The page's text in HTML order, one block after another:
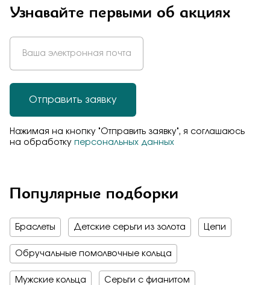
Узнавайте первыми об акциях
Отправить заявку
Нажимая на кнопку "Отправить заявку", я соглашаюсь
на обработку персональных данных
Популярные подборки
Браслеты Детские серьги из золота Цепи
Обручальные помолвочные кольца
Мужские кольца Серьги с фианитом